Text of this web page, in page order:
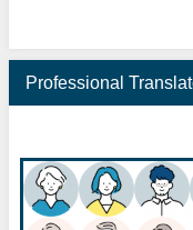
Professional